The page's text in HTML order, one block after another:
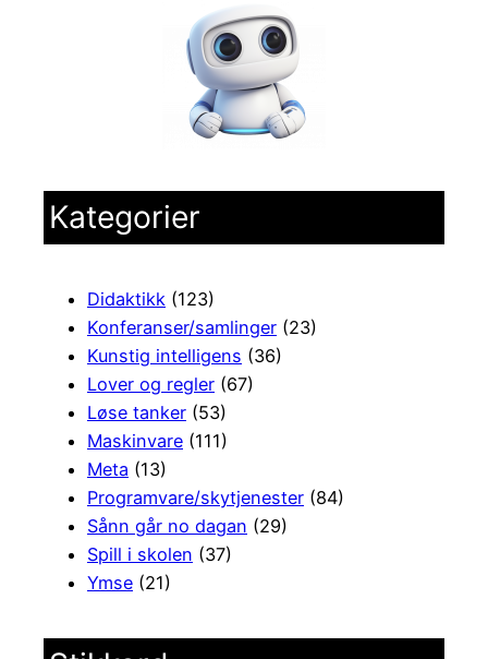
Kategorier
Didaktikk (123)
Konferanser/samlinger (23)
Kunstig intelligens (36)
Lover og regler (67)
Løse tanker (53)
Maskinvare (111)
Meta (13)
Programvare/skytjenester (84)
Sånn går no dagan (29)
Spill i skolen (37)
Ymse (21)